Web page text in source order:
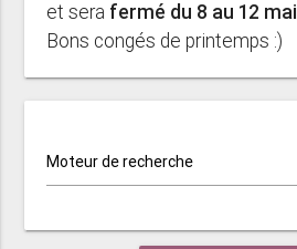
et sera fermé du 8 au 12 mai
Bons congés de printemps :)
Moteur de recherche